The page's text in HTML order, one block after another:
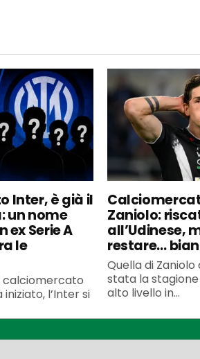
Inter, è già il
un nome
ex Serie A
le
calciomercato
l’Inter si
Zaniolo:
all’Udinese,
restare…
Quella di Zaniolo
stata la
alto livello in...